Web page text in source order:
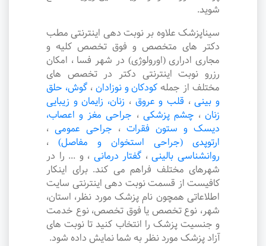
شوید.
سیناپزشک علاوه بر نوبت دهی اینترنتی مطب
دکتر های متخصص و فوق تخصص کلیه و
مجاری ادراری (اورولوژی) در شهر فسا ، امکان
رزرو نوبت اینترنتی دکتر در تخصص های
مختلف از جمله کودکان و نوزادان ،گوش، حلق
و بینی ، قلب و عروق ، زنان، زایمان و زیبایی
زنان ، چشم پزشکی ، جراحی مغز و اعصاب،
دیسک و ستون فقرات ، جراحی عمومی ،
ارتوپدی (جراحی استخوان و مفاصل)
،
روانشناسی بالینی ، گفتار درمانی ، و ... را در
شهرهای مختلف فراهم می کند. برای اینکار
کافیست از قسمت نوبت دهی اینترنتی سایت
اطلاعاتی همچون نام پزشک مورد نظر، استان،
شهر، نوع تخصص یا فوق تخصص، نوع خدمت
و جنسیت پزشک را انتخاب کنید تا نوبت های
آزاد پزشک مورد نظر به شما نمایش داده شود.